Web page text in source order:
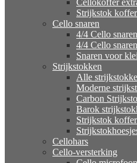
Cellokoffer
Strijkstok
Cello snaren
4/4 Cello
4/4 Cello
Snaren voor
Strijkstokken
Alle
Moderne
Carbon
Barok
Strijkstok
Cellohars
Cello-versterking